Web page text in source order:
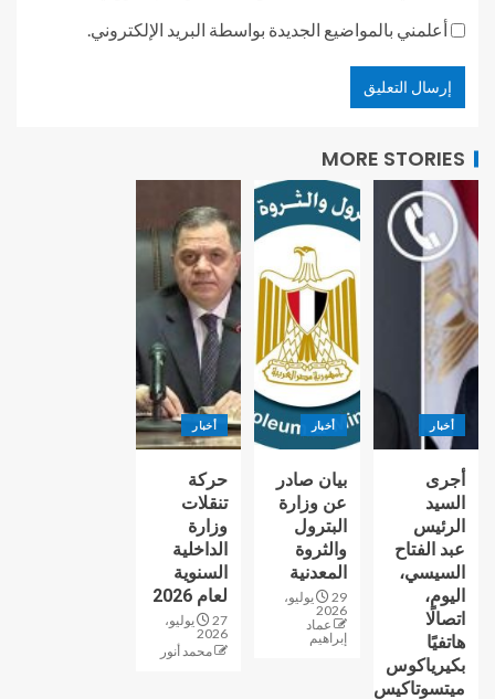
أعلمني بالمواضيع الجديدة بواسطة البريد الإلكتروني.
MORE STORIES
أخبار
أجرى
السيد
الرئيس
عبد الفتاح
السيسي،
اليوم،
اتصالًا
هاتفيًا
بكيرياكوس
ميتسوتاكيس
أخبار
بيان صادر
عن وزارة
البترول
والثروة
المعدنية
29 يوليو،
2026
عماد
إبراهيم
أخبار
حركة
تنقلات
وزارة
الداخلية
السنوية
لعام 2026
27 يوليو،
2026
محمد أنور